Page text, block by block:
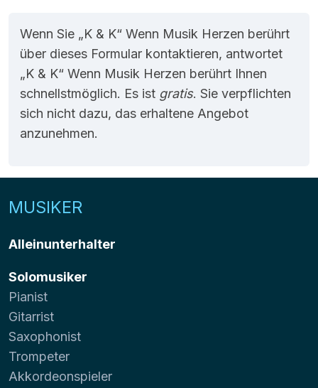
Wenn Sie „K & K“ Wenn Musik Herzen berührt
über dieses Formular kontaktieren, antwortet
„K & K“ Wenn Musik Herzen berührt Ihnen
schnellstmöglich. Es ist gratis. Sie verpflichten
sich nicht dazu, das erhaltene Angebot
anzunehmen.
MUSIKER
Alleinunterhalter
Solomusiker
Pianist
Gitarrist
Saxophonist
Trompeter
Akkordeonspieler